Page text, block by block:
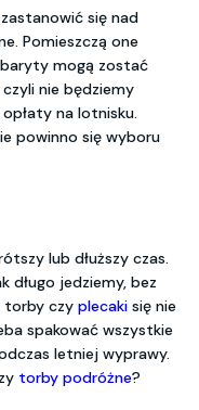
się nad
Pomieszczą one
mogą zostać
nie będziemy
na lotnisku.
powinno się wyboru
lub dłuższy czas.
długo jedziemy, bez
torby czy plecaki się nie
spakować wszystkie
letniej wyprawy.
torby podróżne?